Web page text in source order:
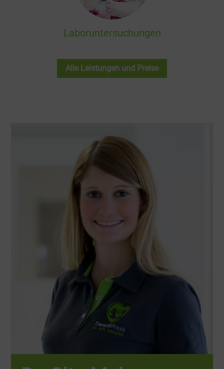
Laboruntersuchungen
Alle Leistungen und Preise